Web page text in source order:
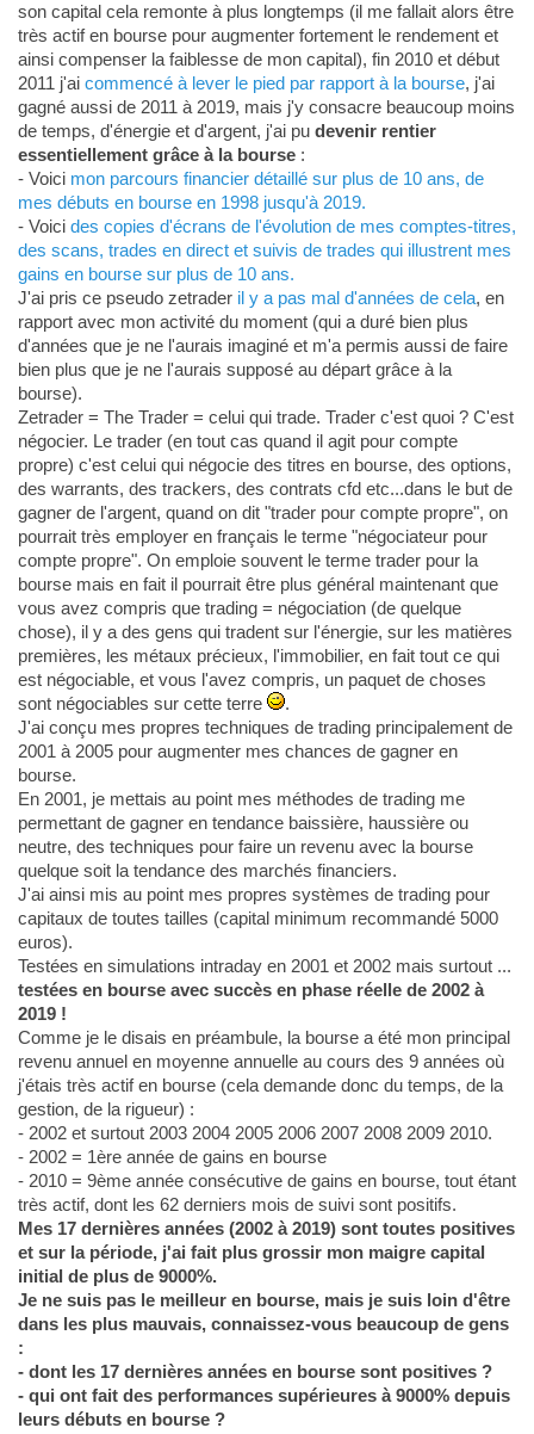
son capital cela remonte à plus longtemps (il me fallait alors être
très actif en bourse pour augmenter fortement le rendement et
ainsi compenser la faiblesse de mon capital), fin 2010 et début
2011 j'ai commencé à lever le pied par rapport à la bourse, j'ai
gagné aussi de 2011 à 2019, mais j'y consacre beaucoup moins
de temps, d'énergie et d'argent, j'ai pu devenir rentier
essentiellement grâce à la bourse:
- Voici mon parcours financier détaillé sur plus de 10 ans, de
mes débuts en bourse en 1998 jusqu'à 2019.
- Voici des copies d'écrans de l'évolution de mes comptes-titres,
des scans, trades en direct et suivis de trades qui illustrent mes
gains en bourse sur plus de 10 ans.
J'ai pris ce pseudo zetrader il y a pas mal d'années de cela, en
rapport avec mon activité du moment (qui a duré bien plus
d'années que je ne l'aurais imaginé et m'a permis aussi de faire
bien plus que je ne l'aurais supposé au départ grâce à la
bourse).
Zetrader = The Trader = celui qui trade. Trader c'est quoi ? C'est
négocier. Le trader (en tout cas quand il agit pour compte
propre) c'est celui qui négocie des titres en bourse, des options,
des warrants, des trackers, des contrats cfd etc...dans le but de
gagner de l'argent, quand on dit "trader pour compte propre", on
pourrait très employer en français le terme "négociateur pour
compte propre". On emploie souvent le terme trader pour la
bourse mais en fait il pourrait être plus général maintenant que
vous avez compris que trading = négociation (de quelque
chose), il y a des gens qui tradent sur l'énergie, sur les matières
premières, les métaux précieux, l'immobilier, en fait tout ce qui
est négociable, et vous l'avez compris, un paquet de choses
sont négociables sur cette terre
.
J'ai conçu mes propres techniques de trading principalement de
2001 à 2005 pour augmenter mes chances de gagner en
bourse.
En 2001, je mettais au point mes méthodes de trading me
permettant de gagner en tendance baissière, haussière ou
neutre, des techniques pour faire un revenu avec la bourse
quelque soit la tendance des marchés financiers.
J'ai ainsi mis au point mes propres systèmes de trading pour
capitaux de toutes tailles (capital minimum recommandé 5000
euros).
Testées en simulations intraday en 2001 et 2002 mais surtout ...
testées en bourse avec succès en phase réelle de 2002 à
2019 !
Comme je le disais en préambule, la bourse a été mon principal
revenu annuel en moyenne annuelle au cours des 9 années où
j'étais très actif en bourse (cela demande donc du temps, de la
gestion, de la rigueur) :
- 2002 et surtout 2003 2004 2005 2006 2007 2008 2009 2010.
- 2002 = 1ère année de gains en bourse
- 2010 = 9ème année consécutive de gains en bourse, tout étant
très actif, dont les 62 derniers mois de suivi sont positifs.
Mes 17 dernières années (2002 à 2019) sont toutes positives
et sur la période, j'ai fait plus grossir mon maigre capital
initial de plus de 9000%.
Je ne suis pas le meilleur en bourse, mais je suis loin d'être
dans les plus mauvais, connaissez-vous beaucoup de gens
:
- dont les 17 dernières années en bourse sont positives ?
- qui ont fait des performances supérieures à 9000% depuis
leurs débuts en bourse ?